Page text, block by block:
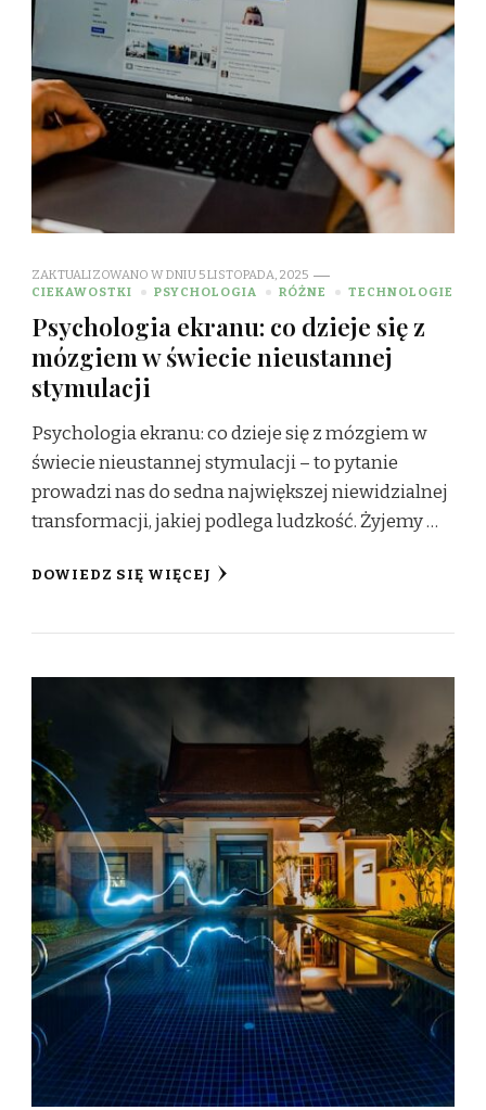
ZAKTUALIZOWANO W DNIU5 LISTOPADA, 2025
CIEKAWOSTKI
PSYCHOLOGIA RÓŻNE TECHNOLOGIE
Psychologia ekranu: co dzieje się z
mózgiem w świecie nieustannej
stymulacji
Psychologia ekranu: co dzieje się z mózgiem w
świecie nieustannej stymulacji – to pytanie
prowadzi nas do sedna największej niewidzialnej
transformacji, jakiej podlega ludzkość. Żyjemy …
DOWIEDZ SIĘ WIĘCEJ